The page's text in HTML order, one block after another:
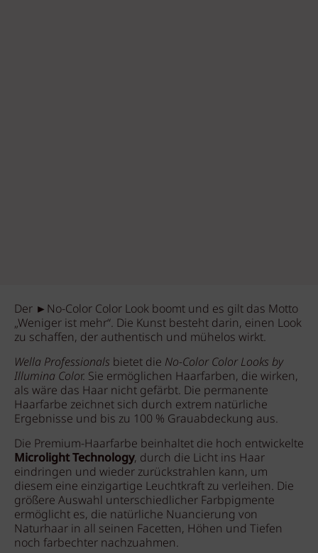
Der ►No-Color Color Look boomt und es gilt das Motto
„Weniger ist mehr“. Die Kunst besteht darin, einen Look
zu schaffen, der authentisch und mühelos wirkt.
Wella Professionals bietet die No-Color Color Looks by
Illumina Color. Sie ermöglichen Haarfarben, die wirken,
als wäre das Haar nicht gefärbt. Die permanente
Haarfarbe zeichnet sich durch extrem natürliche
Ergebnisse und bis zu 100 % Grauabdeckung aus.
Die Premium-Haarfarbe beinhaltet die hoch entwickelte
Microlight Technology, durch die Licht ins Haar
eindringen und wieder zurückstrahlen kann, um
diesem eine einzigartige Leuchtkraft zu verleihen. Die
größere Auswahl unterschiedlicher Farbpigmente
ermöglicht es, die natürliche Nuancierung von
Naturhaar in all seinen Facetten, Höhen und Tiefen
noch farbechter nachzuahmen.